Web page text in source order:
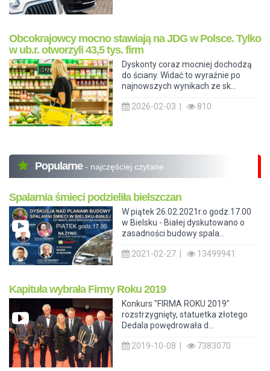
Obcokrajowcy mocno stawiają na JDG w Polsce. Tylko
w ub.r. otworzyli 43,5 tys. firm
Dyskonty coraz mocniej dochodzą
do ściany. Widać to wyraźnie po
najnowszych wynikach ze sk...
2026-02-03 | 810
Popularne - najczęściej czytane
Spalarnia śmieci podzieliła bielszczan
W piątek 26.02.2021r.o godz.17.00
w Bielsku - Białej dyskutowano o
zasadności budowy spala...
2021-02-27 | 13499941
Kapituła wybrała Firmy Roku 2019
Konkurs "FIRMA ROKU 2019"
rozstrzygnięty, statuetka złotego
Dedala powędrowała d...
2019-10-08 | 7383070